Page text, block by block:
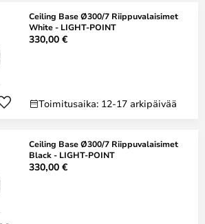
Ceiling Base Ø300/7 Riippuvalaisimet
White - LIGHT-POINT
330,00 €
Toimitusaika: 12-17 arkipäivää
Ceiling Base Ø300/7 Riippuvalaisimet
Black - LIGHT-POINT
330,00 €